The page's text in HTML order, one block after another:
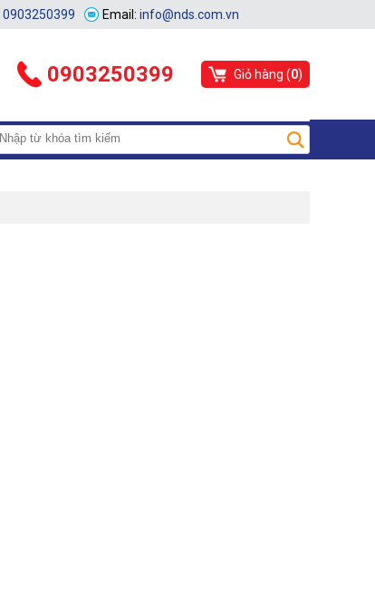
Giỏ hàng (0)
0903250399
Email: info@nds.com.vn
0903250399